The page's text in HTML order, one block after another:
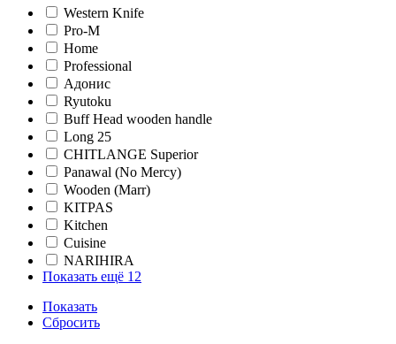
Western Knife
Pro-M
Home
Professional
Адонис
Ryutoku
Buff Head wooden handle
Long 25
CHITLANGE Superior
Panawal (No Mercy)
Wooden (Marr)
KITPAS
Kitchen
Cuisine
NARIHIRA
Показать ещё 12
Показать
Сбросить